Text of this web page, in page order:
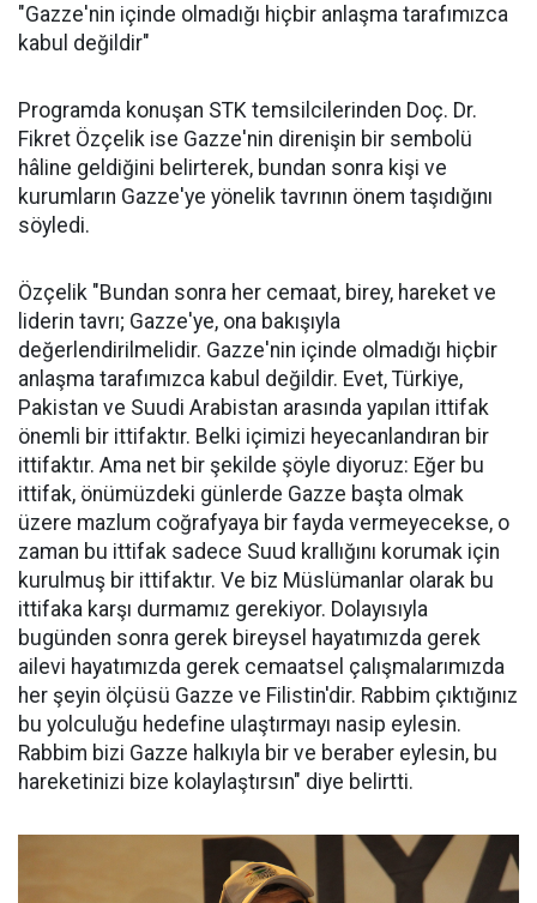
"Gazze'nin içinde olmadığı hiçbir anlaşma tarafımızca
kabul değildir"
Programda konuşan STK temsilcilerinden Doç. Dr.
Fikret Özçelik ise Gazze'nin direnişin bir sembolü
hâline geldiğini belirterek, bundan sonra kişi ve
kurumların Gazze'ye yönelik tavrının önem taşıdığını
söyledi.
Özçelik "Bundan sonra her cemaat, birey, hareket ve
liderin tavrı; Gazze'ye, ona bakışıyla
değerlendirilmelidir. Gazze'nin içinde olmadığı hiçbir
anlaşma tarafımızca kabul değildir. Evet, Türkiye,
Pakistan ve Suudi Arabistan arasında yapılan ittifak
önemli bir ittifaktır. Belki içimizi heyecanlandıran bir
ittifaktır. Ama net bir şekilde şöyle diyoruz: Eğer bu
ittifak, önümüzdeki günlerde Gazze başta olmak
üzere mazlum coğrafyaya bir fayda vermeyecekse, o
zaman bu ittifak sadece Suud krallığını korumak için
kurulmuş bir ittifaktır. Ve biz Müslümanlar olarak bu
ittifaka karşı durmamız gerekiyor. Dolayısıyla
bugünden sonra gerek bireysel hayatımızda gerek
ailevi hayatımızda gerek cemaatsel çalışmalarımızda
her şeyin ölçüsü Gazze ve Filistin'dir. Rabbim çıktığınız
bu yolculuğu hedefine ulaştırmayı nasip eylesin.
Rabbim bizi Gazze halkıyla bir ve beraber eylesin, bu
hareketinizi bize kolaylaştırsın" diye belirtti.